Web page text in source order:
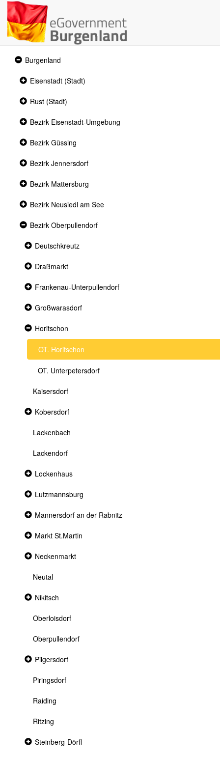
Expanded
section
Burgenland
Collapsed
Eisenstadt (Stadt)
Collapsed
section
Rust (Stadt)
Collapsed
Bezirk Eisenstadt-Umgebung
Collapsed
Bezirk Güssing
Collapsed
Bezirk Jennersdorf
Collapsed
Bezirk Mattersburg
Collapsed
Bezirk Neusiedl am See
Expanded
Bezirk Oberpullendorf
Collapsed
Deutschkreutz
Collapsed
Draßmarkt
Collapsed
Frankenau-Unterpullendorf
Collapsed
Großwarasdorf
Expanded
Horitschon
OT. Horitschon
OT. Unterpetersdorf
Kaisersdorf
Collapsed
Kobersdorf
Lackenbach
Lackendorf
Collapsed
Lockenhaus
Collapsed
Lutzmannsburg
Collapsed
Mannersdorf an der Rabnitz
Collapsed
Markt St.Martin
Collapsed
Neckenmarkt
Neutal
Collapsed
Nikitsch
Oberloisdorf
Oberpullendorf
Collapsed
section
Pilgersdorf
Piringsdorf
Raiding
Ritzing
Collapsed
Steinberg-Dörfl